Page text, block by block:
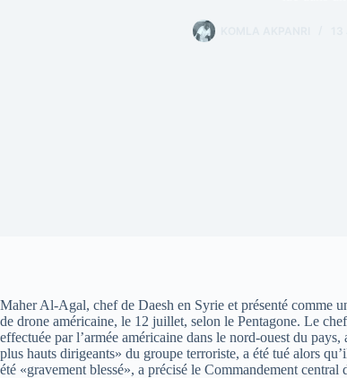
Maher Al-Agal, chef de Daesh en Syrie et présenté comme
de drone américaine, le 12 juillet, selon le Pentagone. Le
effectuée par l’armée américaine dans le nord-ouest du
plus hauts dirigeants» du groupe terroriste, a été tué alors
été «gravement blessé», a précisé le Commandement